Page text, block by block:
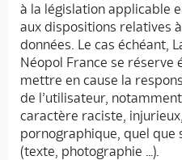
à la législation applicable
aux dispositions relatives
données. Le cas échéant,
Néopol France se réserve
mettre en cause la
de l’utilisateur,
caractère raciste,
pornographique, quel que
(texte, photographie …).